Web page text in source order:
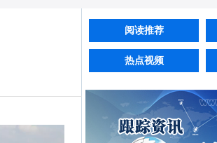
阅读推荐
热点视频